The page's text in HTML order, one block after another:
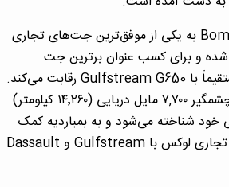
Bombardier Global 7500 به یکی از موفق‌ترین جت‌های تجاری
شده و برای کسب عنوان برترین جت
خصوصی این کلاس، مستقیماً با Gulfstream G650 رقابت می‌کند.
این هواپیما به‌دلیل برد چشمگیر ۷,۷۰۰ مایل دریایی (۱۴٬۲۶۰ کیلومتر)
خود شناخته می‌شود و به بمباردیه کمک
کرده تا در بازار جت‌های تجاری لوکس با Gulfstream و Dassault